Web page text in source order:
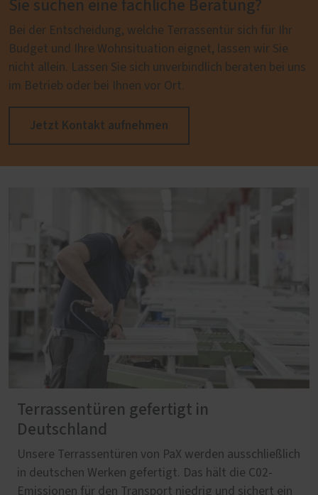
Sie suchen eine fachliche Beratung?
Bei der Entscheidung, welche Terrassentür sich für Ihr
Budget und Ihre Wohnsituation eignet, lassen wir Sie
nicht allein. Lassen Sie sich unverbindlich beraten bei uns
im Betrieb oder bei Ihnen vor Ort.
Jetzt Kontakt aufnehmen
Terrassentüren gefertigt in
Deutschland
Unsere Terrassentüren von PaX werden ausschließlich
in deutschen Werken gefertigt. Das hält die C02-
Emissionen für den Transport niedrig und sichert ein